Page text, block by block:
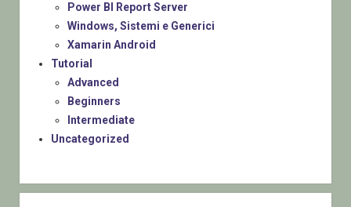
Power BI Report Server
Windows, Sistemi e Generici
Xamarin Android
Tutorial
Advanced
Beginners
Intermediate
Uncategorized